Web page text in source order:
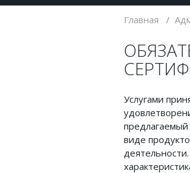
Главная
Услугами
предлагаемый
виде
Законы, кодексы и акты
Защита прав потребителей